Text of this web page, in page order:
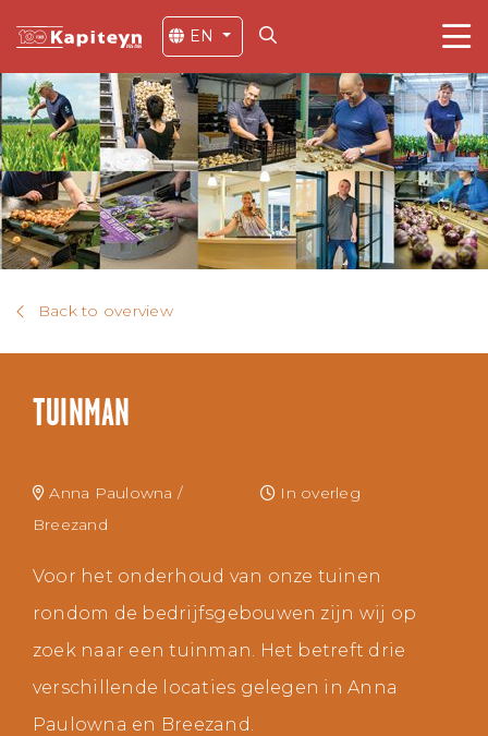
EN
Back to overview
TUINMAN
Anna Paulowna /
Breezand
In overleg
Voor het onderhoud van onze tuinen
rondom de bedrijfsgebouwen zijn wij op
zoek naar een tuinman. Het betreft drie
verschillende locaties gelegen in Anna
Paulowna en Breezand.